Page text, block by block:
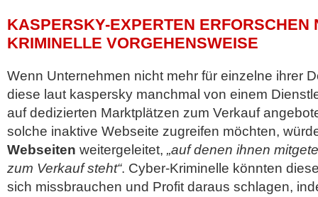
KASPERSKY-EXPERTEN ERFORSCHEN
KRIMINELLE VORGEHENSWEISE
Wenn Unternehmen nicht mehr für einzelne ihrer
diese laut kaspersky manchmal von einem
auf dedizierten Marktplätzen zum Verkauf
solche inaktive Webseite zugreifen möchten,
Webseiten weitergeleitet, „auf denen ihnen
zum Verkauf steht“. Cyber-Kriminelle könnten
sich missbrauchen und Profit daraus schlagen,